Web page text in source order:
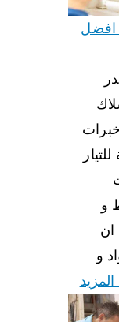
فني تمديدات الكويت 66409555 افضل
خبرات
و
ان
و
المزيد